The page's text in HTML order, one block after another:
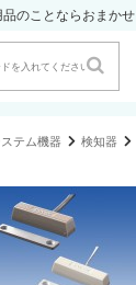
のことならおまかせ
テム機器 検知器